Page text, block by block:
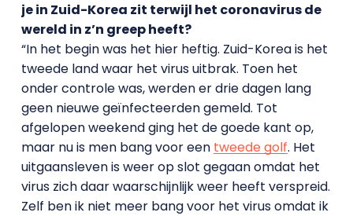
je in Zuid-Korea zit terwijl het coronavirus de
wereld in z’n greep heeft?
“In het begin was het hier heftig. Zuid-Korea is het
tweede land waar het virus uitbrak. Toen het
onder controle was, werden er drie dagen lang
geen nieuwe geïnfecteerden gemeld. Tot
afgelopen weekend ging het de goede kant op,
maar nu is men bang voor een tweede golf. Het
uitgaansleven is weer op slot gegaan omdat het
virus zich daar waarschijnlijk weer heeft verspreid.
Zelf ben ik niet meer bang voor het virus omdat ik